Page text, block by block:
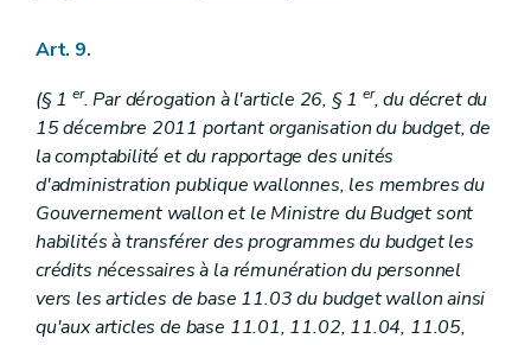
Art. 9.
(§ 1er. Par dérogation à l'article 26, § 1er, du décret du
15 décembre 2011 portant organisation du budget, de
la comptabilité et du rapportage des unités
d'administration publique wallonnes, les membres du
Gouvernement wallon et le Ministre du Budget sont
habilités à transférer des programmes du budget les
crédits nécessaires à la rémunération du personnel
vers les articles de base 11.03 du budget wallon ainsi
qu'aux articles de base 11.01, 11.02, 11.04, 11.05,